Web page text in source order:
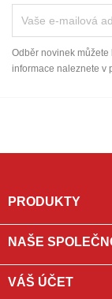
Odběr novinek
informace naleznete v
PRODUKTY
NAŠE
VÁŠ ÚČET